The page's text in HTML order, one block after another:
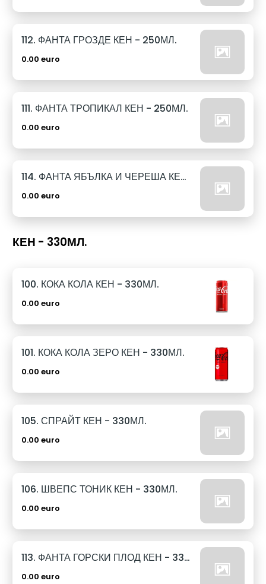
112. ФАНТА ГРОЗДЕ КЕН - 250МЛ.
0.00 euro
111. ФАНТА ТРОПИКАЛ КЕН - 250МЛ.
0.00 euro
114. ФАНТА ЯБЪЛКА И ЧЕРЕША КЕН - 250МЛ.
0.00 euro
КЕН - 330МЛ.
100. КОКА КОЛА КЕН - 330МЛ.
0.00 euro
101. КОКА КОЛА ЗЕРО КЕН - 330МЛ.
0.00 euro
105. СПРАЙТ КЕН - 330МЛ.
0.00 euro
106. ШВЕПС ТОНИК КЕН - 330МЛ.
0.00 euro
113. ФАНТА ГОРСКИ ПЛОД КЕН - 330МЛ.
0.00 euro